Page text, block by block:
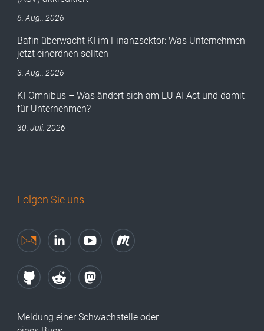
6. Aug.. 2026
Bafin überwacht KI im Finanzsektor: Was Unternehmen
jetzt einordnen sollten
3. Aug.. 2026
KI-Omnibus – Was ändert sich am EU AI Act und damit
für Unternehmen?
30. Juli. 2026
Folgen Sie uns
Meldung einer Schwachstelle oder